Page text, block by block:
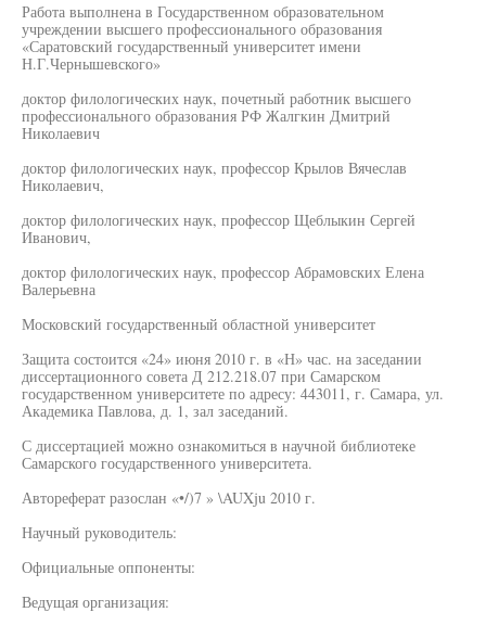
Работа выполнена в Государственном образовательном
учреждении высшего профессионального образования
«Саратовский государственный университет имени
Н.Г.Чернышевского»
доктор филологических наук, почетный работник высшего
профессионального образования РФ Жалгкин Дмитрий
Николаевич
доктор филологических наук, профессор Крылов Вячеслав
Николаевич,
доктор филологических наук, профессор Щеблыкин Сергей
Иванович,
доктор филологических наук, профессор Абрамовских Елена
Валерьевна
Московский государственный областной университет
Защита состоится «24» июня 2010 г. в «Н» час. на заседании
диссертационного совета Д 212.218.07 при Самарском
государственном университете по адресу: 443011, г. Самара, ул.
Академика Павлова, д. 1, зал заседаний.
С диссертацией можно ознакомиться в научной библиотеке
Самарского государственного университета.
Автореферат разослан «•/)7 » \AUXju 2010 г.
Научный руководитель:
Официальные оппоненты:
Ведущая организация: